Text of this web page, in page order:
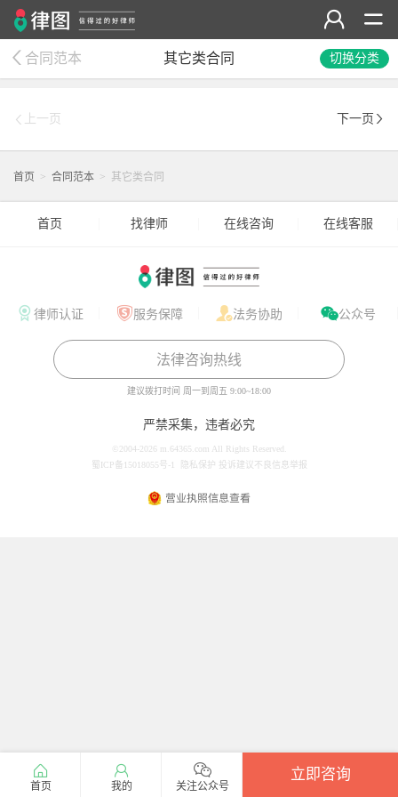
合同范本 其它类合同 切换分类
上一页 下一页
首页 > 合同范本 > 其它类合同
首页 找律师 在线咨询 在线客服
律师认证 服务保障 法务协助 公众号
法律咨询热线
建议拨打时间 周一到周五 9:00~18:00
严禁采集，违者必究
©2004-2026 m.64365.com All Rights Reserved.
蜀ICP备15018055号-1
隐私保护 投诉建议不良信息举报
首页 我的 关注公众号
立即咨询